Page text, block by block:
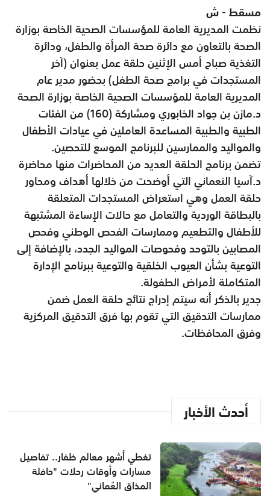
مسقط - ش
نظمت المديرية العامة للمؤسسات الصحية الخاصة بوزارة
الصحة بالتعاون مع دائرة صحة المرأة والطفل، ودائرة
التغذية صباح أمس الإثنين حلقة عمل بعنوان (آخر
المستجدات في برامج صحة الطفل) بحضور مدير عام
المديرية العامة للمؤسسات الصحية الخاصة بوزارة الصحة
د.مازن بن جواد الخابوري ومشاركة (160) من الفئات
الطبية والطبية المساعدة العاملين في عيادات الأطفال
والمواليد والممارسين للبرنامج الموسع للتحصين.
تضمن برنامج الحلقة العديد من المحاضرات منها محاضرة
د.آسيا النعماني التي أوضحت من خلالها أهداف ومحاور
حلقة العمل وهي استعراض المستجدات المتعلقة
بالبطاقة الوردية والتعامل مع حالات الإساءة المشتبهة
للأطفال والتطعيم وممارسات الفحص الوطني وفحص
المصابين بالتوحد وفحوصات المواليد الجدد، بالإضافة إلى
التوعية بشأن العيوب الخلقية والتوعية ببرنامج الإدارة
المتكاملة لأمراض الطفولة.
جدير بالذكر أنه سيتم إدراج نتائج حلقة العمل ضمن
ممارسات التدقيق التي تقوم بها فرق التدقيق المركزية
وفرق المحافظات.
أحدث الأخبار
تغطي أشهر معالم ظفار.. تفاصيل
مسارات وأوقات رحلات "حافلة
المذاق العُماني"